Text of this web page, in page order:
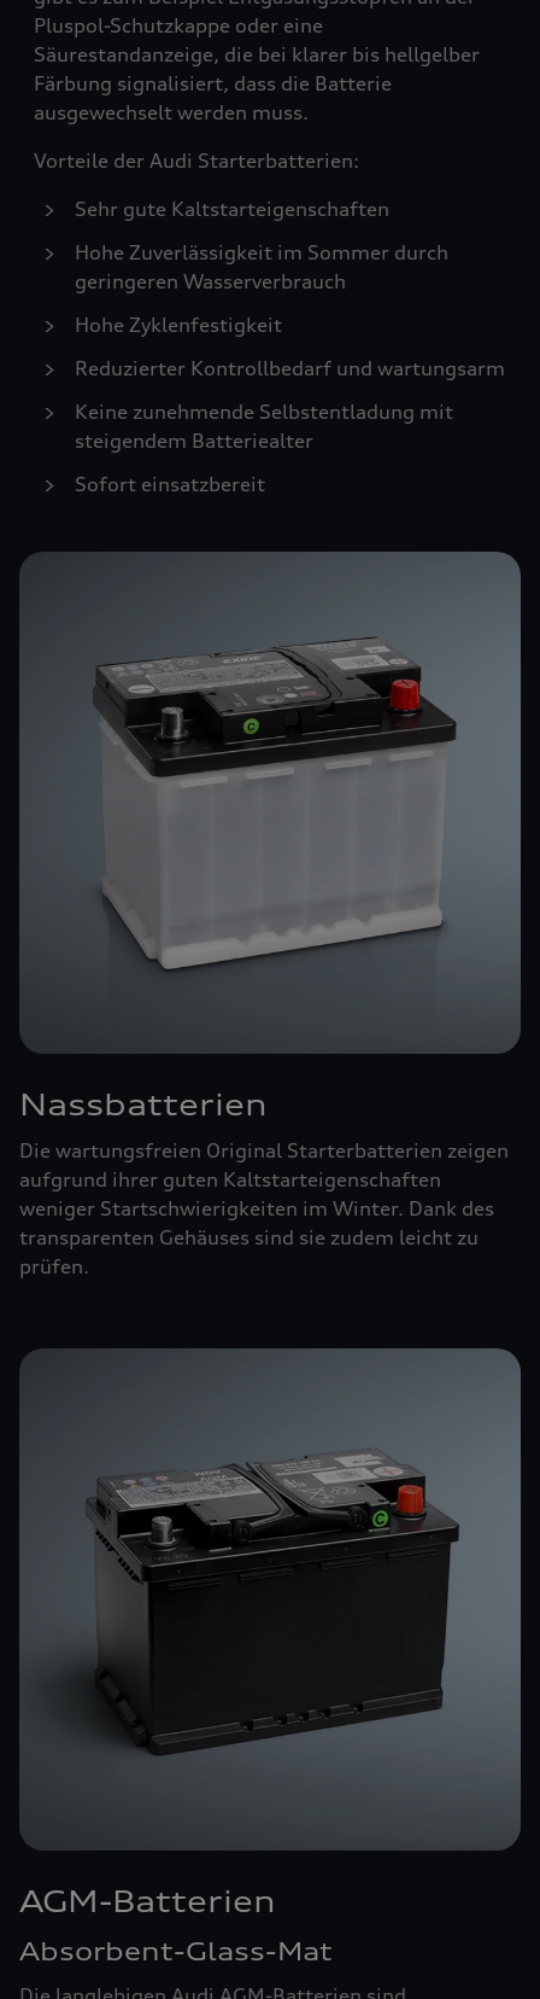
Pluspol-Schutzkappe oder eine
Säurestandanzeige, die bei klarer bis hellgelber
Färbung signalisiert, dass die Batterie
ausgewechselt werden muss.
Vorteile der Audi Starterbatterien:
Sehr gute Kaltstarteigenschaften
Hohe Zuverlässigkeit im Sommer durch
geringeren Wasserverbrauch
Hohe Zyklenfestigkeit
Reduzierter Kontrollbedarf und wartungsarm
Keine zunehmende Selbstentladung mit
steigendem Batteriealter
Sofort einsatzbereit
Nassbatterien
Die wartungsfreien Original Starterbatterien zeigen
aufgrund ihrer guten Kaltstarteigenschaften
weniger Startschwierigkeiten im Winter. Dank des
transparenten Gehäuses sind sie zudem leicht zu
prüfen.
AGM-Batterien
Absorbent-Glass-Mat